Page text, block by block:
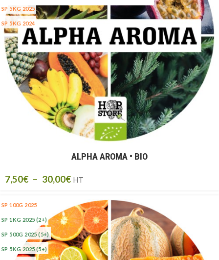
SP 5KG 2025
SP 5KG 2024
ALPHA AROMA • BIO
7,50€ – 30,00€ HT
SP 100G 2025
SP 1KG 2025 (2+)
SP 500G 2025(5+)
SP 5KG 2025(5+)